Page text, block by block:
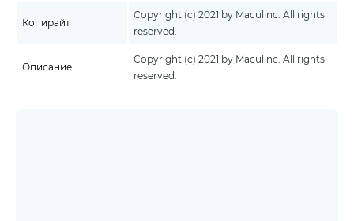
Копирайт
Copyright (c) 2021 by Maculinc. All rights
reserved.
Описание
Copyright (c) 2021 by Maculinc. All rights
reserved.